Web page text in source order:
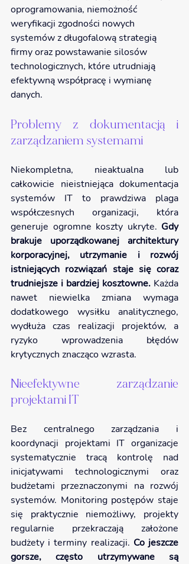
oprogramowania, niemożność
weryfikacji zgodności nowych
systemów z długofalową strategią
firmy oraz powstawanie silosów
technologicznych, które utrudniają
efektywną współpracę i wymianę
danych.
Problemy z dokumentacją i
zarządzaniem systemami
Niekompletna, nieaktualna lub
całkowicie nieistniejąca dokumentacja
systemów IT to prawdziwa plaga
współczesnych organizacji, która
generuje ogromne koszty ukryte. Gdy
brakuje uporządkowanej architektury
korporacyjnej, utrzymanie i rozwój
istniejących rozwiązań staje się coraz
trudniejsze i bardziej kosztowne. Każda
nawet niewielka zmiana wymaga
dodatkowego wysiłku analitycznego,
wydłuża czas realizacji projektów, a
ryzyko wprowadzenia błędów
krytycznych znacząco wzrasta.
Nieefektywne zarządzanie
projektami IT
Bez centralnego zarządzania i
koordynacji projektami IT organizacje
systematycznie tracą kontrolę nad
inicjatywami technologicznymi oraz
budżetami przeznaczonymi na rozwój
systemów. Monitoring postępów staje
się praktycznie niemożliwy, projekty
regularnie przekraczają założone
budżety i terminy realizacji. Co jeszcze
gorsze, często utrzymywane są